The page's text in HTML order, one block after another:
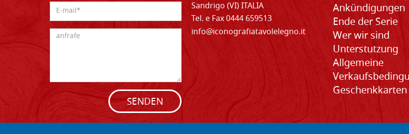
SENDEN
Sandrigo (VI) ITALIA
Tel. e Fax 0444 659513
info@iconografiatavolelegno.it
Ankündigungen
Ende der Serie
Wer wir sind
Unterstutzung
Allgemeine
Geschenkkarten